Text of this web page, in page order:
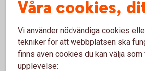
Kan jag ta ut pengar i
Fidesmo Pay?
Vad behöver jag göra om jag
Våra cookies,
Vi använder nödvändiga cookies
tekniker för att webbplatsen ska
finns även cookies du kan välja som
upplevelse: